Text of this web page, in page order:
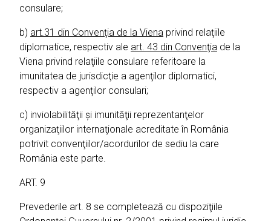
consulare;
b) art.31 din Convenţia de la Viena privind relaţiile
diplomatice, respectiv ale art. 43 din Convenţia de la
Viena privind relaţiile consulare referitoare la
imunitatea de jurisdicţie a agenţilor diplomatici,
respectiv a agenţilor consulari;
c) inviolabilităţii şi imunităţii reprezentanţelor
organizaţiilor internaţionale acreditate în România
potrivit convenţiilor/acordurilor de sediu la care
România este parte.
ART. 9
Prevederile art. 8 se completează cu dispoziţiile